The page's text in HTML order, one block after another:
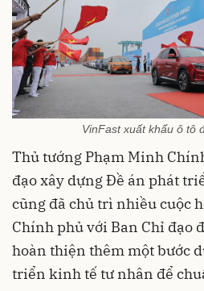
VinFast xuất khẩu ô tô
Thủ tướng Phạm Minh
đạo xây dựng Đề án phát
cũng đã chủ trì nhiều cuộc
Chính phủ với Ban Chỉ đạo
hoàn thiện thêm một bước
triển kinh tế tư nhân để